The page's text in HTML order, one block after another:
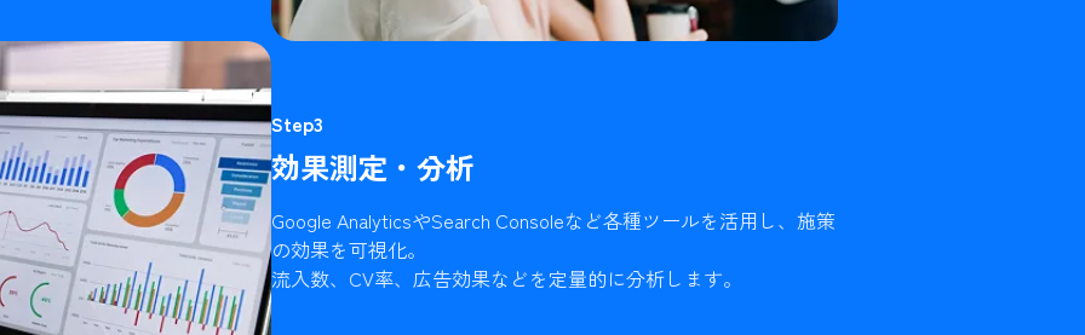
Step3
効果測定・分析
Google AnalyticsやSearch Consoleなど各種ツールを活用し、施策
の効果を可視化。
流入数、CV率、広告効果などを定量的に分析します。